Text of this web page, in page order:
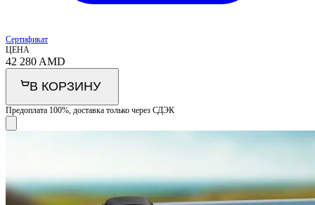
Сертификат
ЦЕНА
42 280 AMD
В КОРЗИНУ
Предоплата 100%, доставка только через СДЭК